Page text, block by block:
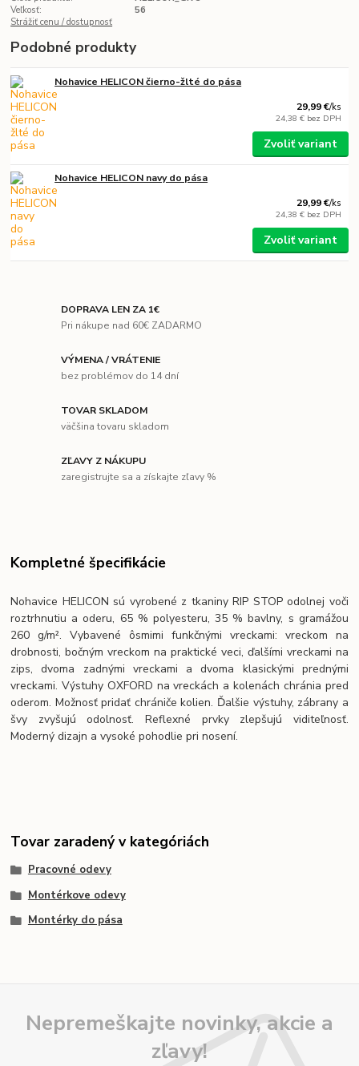
Veľkosť:
56
Strážiť cenu / dostupnosť
Podobné produkty
Nohavice HELICON čierno-žlté do pása
29,99 €/ks
24,38 € bez DPH
Zvoliť variant
Nohavice HELICON navy do pása
29,99 €/ks
24,38 € bez DPH
Zvoliť variant
DOPRAVA LEN ZA 1€
Pri nákupe nad 60€ ZADARMO
VÝMENA / VRÁTENIE
bez problémov do 14 dní
TOVAR SKLADOM
väčšina tovaru skladom
ZĽAVY Z NÁKUPU
zaregistrujte sa a získajte zľavy %
Kompletné špecifikácie
Nohavice HELICON sú vyrobené z tkaniny RIP STOP odolnej voči
roztrhnutiu a oderu, 65 % polyesteru, 35 % bavlny, s gramážou
260 g/m². Vybavené ôsmimi funkčnými vreckami: vreckom na
drobnosti, bočným vreckom na praktické veci, ďalšími vreckami na
zips, dvoma zadnými vreckami a dvoma klasickými prednými
vreckami. Výstuhy OXFORD na vreckách a kolenách chránia pred
oderom. Možnosť pridať chrániče kolien. Ďalšie výstuhy, zábrany a
švy zvyšujú odolnosť. Reflexné prvky zlepšujú viditeľnosť.
Moderný dizajn a vysoké pohodlie pri nosení.
Tovar zaradený v kategóriách
Pracovné odevy
Montérkove odevy
Montérky do pása
Nepremeškajte novinky, akcie a
zľavy!